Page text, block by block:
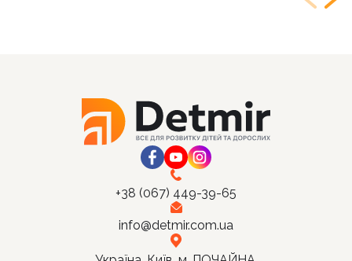
+38 (067) 449-39-65
info@detmir.com.ua